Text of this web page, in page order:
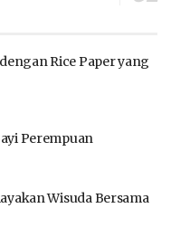
Rice Paper yang
Perempuan
Wisuda Bersama